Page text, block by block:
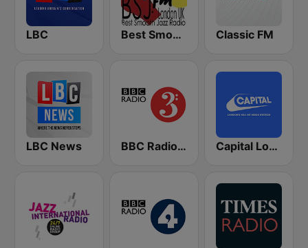
LBC Best Smooth Jazz Classic FM
LBC News BBC Radio 3 Capital London